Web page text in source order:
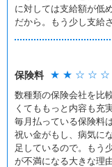
に対しては支給額が低
だから。もう少し支給
保険料 ★ ★ ☆ ☆ ☆
数種類の保険会社を比
くてももっと内容も充
毎月払っている保険料
祝い金がもし、病気に
足しているので。もう
が不満になる大きな理